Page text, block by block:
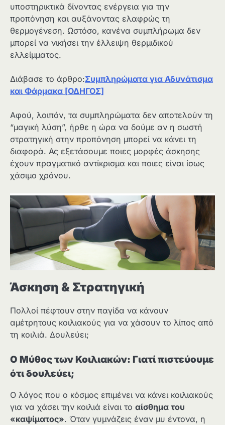
υποστηρικτικά δίνοντας ενέργεια για την
προπόνηση και αυξάνοντας ελαφρώς τη
θερμογένεση. Ωστόσο, κανένα συμπλήρωμα δεν
μπορεί να νικήσει την έλλειψη θερμιδικού
ελλείμματος.
Διάβασε το άρθρο:Συμπληρώματα για Αδυνάτισμα
και Φάρμακα [ΟΔΗΓΟΣ]
Αφού, λοιπόν, τα συμπληρώματα δεν αποτελούν τη
“μαγική λύση”, ήρθε η ώρα να δούμε αν η σωστή
στρατηγική στην προπόνηση μπορεί να κάνει τη
διαφορά. Ας εξετάσουμε ποιες μορφές άσκησης
έχουν πραγματικό αντίκρισμα και ποιες είναι ίσως
χάσιμο χρόνου.
Άσκηση & Στρατηγική
Πολλοί πέφτουν στην παγίδα να κάνουν
αμέτρητους κοιλιακούς για να χάσουν το λίπος από
τη κοιλιά. Δουλεύει;
Ο Μύθος των Κοιλιακών: Γιατί πιστεύουμε
ότι δουλεύει;
Ο λόγος που ο κόσμος επιμένει να κάνει κοιλιακούς
για να χάσει την κοιλιά είναι το αίσθημα του
«καψίματος». Όταν γυμνάζεις έναν μυ έντονα, η